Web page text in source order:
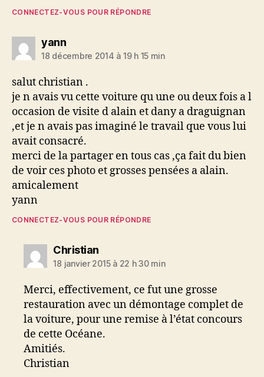
CONNECTEZ-VOUS POUR RÉPONDRE
yanndit :
18 décembre 2014 à 19 h 15 min
salut christian .
je n avais vu cette voiture qu une ou deux fois a l
occasion de visite d alain et dany a draguignan
,et je n avais pas imaginé le travail que vous lui
avait consacré.
merci de la partager en tous cas ,ça fait du bien
de voir ces photo et grosses pensées a alain.
amicalement
yann
CONNECTEZ-VOUS POUR RÉPONDRE
Christiandit :
18 janvier 2015 à 22 h 30 min
Merci, effectivement, ce fut une grosse
restauration avec un démontage complet de
la voiture, pour une remise à l’état concours
de cette Océane.
Amitiés.
Christian